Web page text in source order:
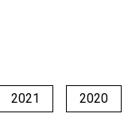
2021 2020